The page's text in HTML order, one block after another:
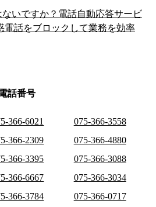
いですか？電話自動応答サービ
電話をブロックして業務を効率
話番号
366-6021
075-366-3558
366-2309
075-366-4880
366-3395
075-366-3088
366-6667
075-366-3034
366-3784
075-366-0717